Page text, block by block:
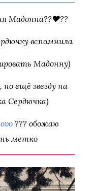
Мадонна??❤️??
вспомнила
Мадонну)
но ещё звезду на
Сердючка)
??? обожаю
метко